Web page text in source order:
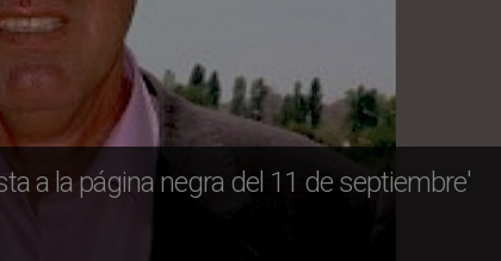
a la página negra del 11 de septiembre'